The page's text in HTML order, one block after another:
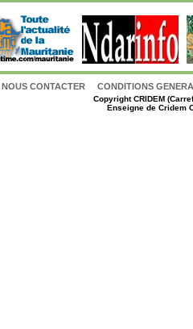
NOUS CONTACTER CONDITIONS
CopyrightCRIDEM
Enseigne de Cridem